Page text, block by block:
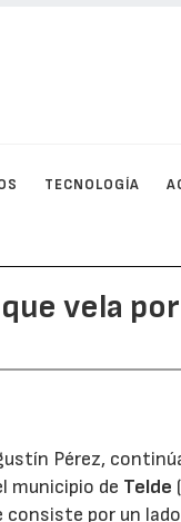
TECNOLOGÍA
vela
Pérez,
municipio de Telde
por un